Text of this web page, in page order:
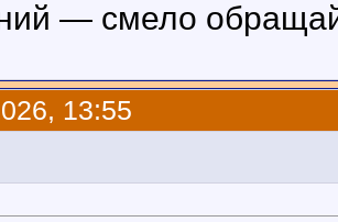
— смело
13:55